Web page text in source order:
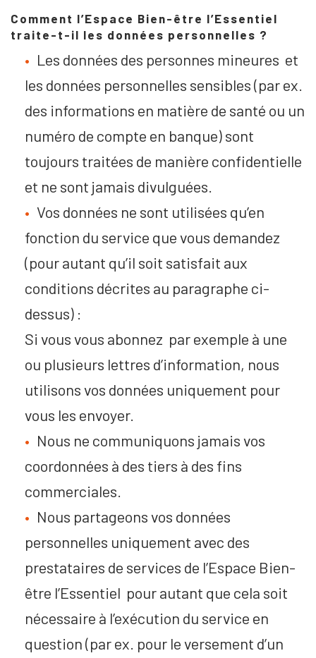
Comment l’Espace Bien-être l’Essentiel
traite-t-il les données personnelles ?
Les données des personnes mineures et
les données personnelles sensibles (par ex.
des informations en matière de santé ou un
numéro de compte en banque) sont
toujours traitées de manière confidentielle
et ne sont jamais divulguées.
Vos données ne sont utilisées qu’en
fonction du service que vous demandez
(pour autant qu’il soit satisfait aux
conditions décrites au paragraphe ci-
dessus) :
Si vous vous abonnez par exemple à une
ou plusieurs lettres d’information, nous
utilisons vos données uniquement pour
vous les envoyer.
Nous ne communiquons jamais vos
coordonnées à des tiers à des fins
commerciales.
Nous partageons vos données
personnelles uniquement avec des
prestataires de services de l’Espace Bien-
être l’Essentiel pour autant que cela soit
nécessaire à l’exécution du service en
question (par ex. pour le versement d’un